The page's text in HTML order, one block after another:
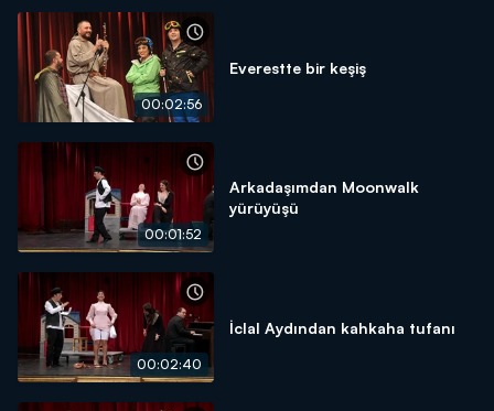
00:02:56
Everestte bir keşiş
00:01:52
Arkadaşımdan Moonwalk
yürüyüşü
00:02:40
İclal Aydından kahkaha tufanı